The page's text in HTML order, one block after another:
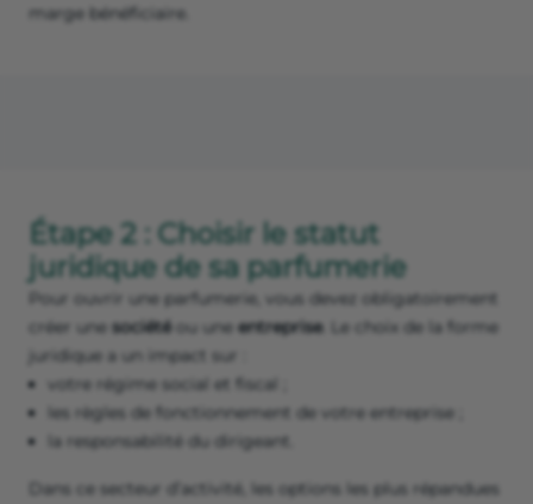
marge bénéficiaire.
Étape 2 : Choisir le statut
juridique de sa parfumerie
Pour ouvrir une parfumerie, vous devez obligatoirement
créer une sociétéou une entreprise. Le choix de la forme
juridique a un impact sur :
votre régime social et fiscal ;
les règles de fonctionnement de votre entreprise ;
la responsabilité du dirigeant.
Dans ce secteur d’activité, les options les plus répandues